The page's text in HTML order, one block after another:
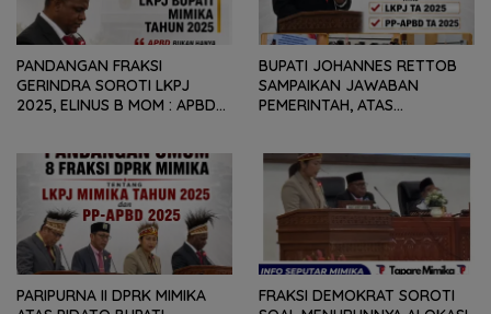
PANDANGAN FRAKSI
GERINDRA SOROTI LKPJ
2025, ELINUS B MOM : APBD
TETAPI SEJAUH MANA
MAMPU MENJAWAB
KEBUTUHAN MASYARAKAT
BUPATI JOHANNES RETTOB
SAMPAIKAN JAWABAN
PEMERINTAH, ATAS
DAN RANPERDA PP- APBD
TAHUN ANGGARAN 2025
PARIPURNA II DPRK MIMIKA
FRAKSI DEMOKRAT SOROTI